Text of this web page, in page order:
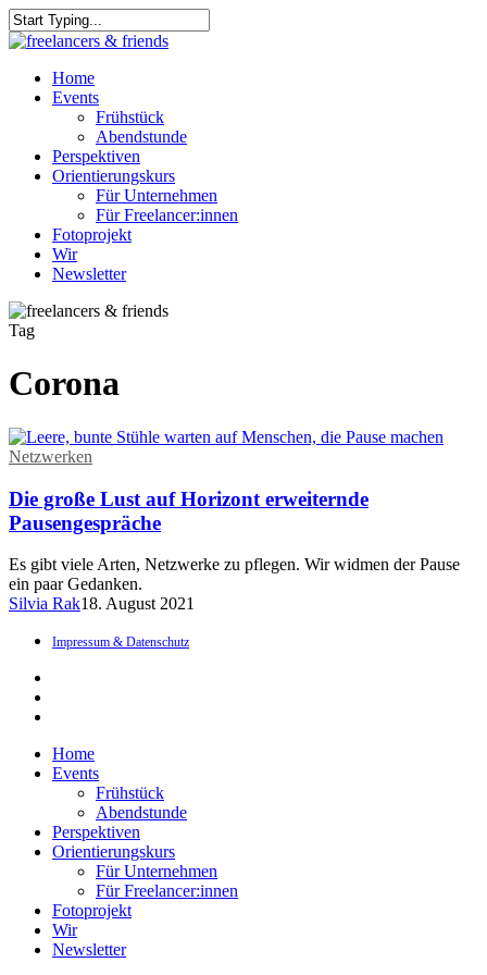
Skip
to
content
Close
Menu
Home
Events
Frühstück
Abendstunde
Perspektiven
Orientierungskurs
Für Unternehmen
Für Freelancer:innen
Fotoprojekt
Wir
Newsletter
Tag
Corona
Netzwerken
Die große Lust auf Horizont erweiternde
Pausengespräche
Es gibt viele Arten, Netzwerke zu pflegen. Wir widmen der Pause
ein paar Gedanken.
Silvia Rak18. August 2021
Impressum & Datenschutz
Close
Menu
Home
Events
Frühstück
Abendstunde
Perspektiven
Orientierungskurs
Für Unternehmen
Für Freelancer:innen
Fotoprojekt
Wir
Newsletter